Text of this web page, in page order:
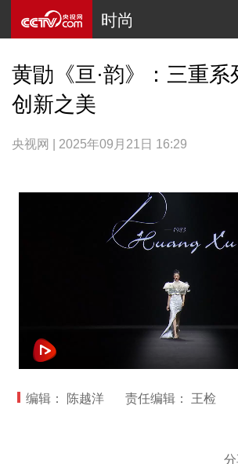
时尚
黄勖《亘·韵》：三重系
创新之美
央视网 | 2025年09月21日 16:29
编辑： 陈越洋 责任编辑： 王检
分